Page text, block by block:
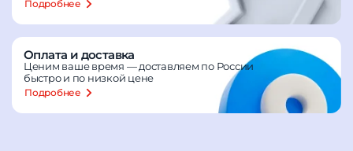
Подробнее
Оплата и доставка
Ценим ваше время — доставляем по России
быстро и по низкой цене
Подробнее